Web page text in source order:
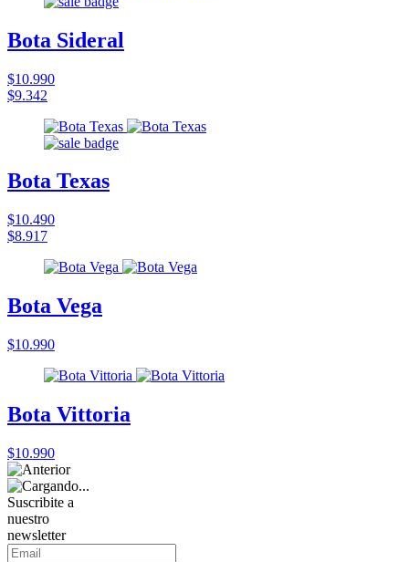
Bota Sideral
$10.990
$9.342
Bota Texas
$10.490
$8.917
Bota Vega
$10.990
Bota Vittoria
$10.990
Suscribite a
nuestro
newsletter